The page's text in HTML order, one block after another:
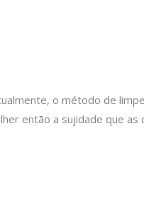
o método de
então a sujidade que as